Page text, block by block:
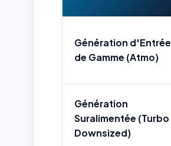
Génération d'Entrée
de Gamme (Atmo)
Génération
Suralimentée (Turbo
Downsized)